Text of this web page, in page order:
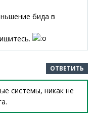
бида в
ОТВЕТИТЬ
системы, никак не